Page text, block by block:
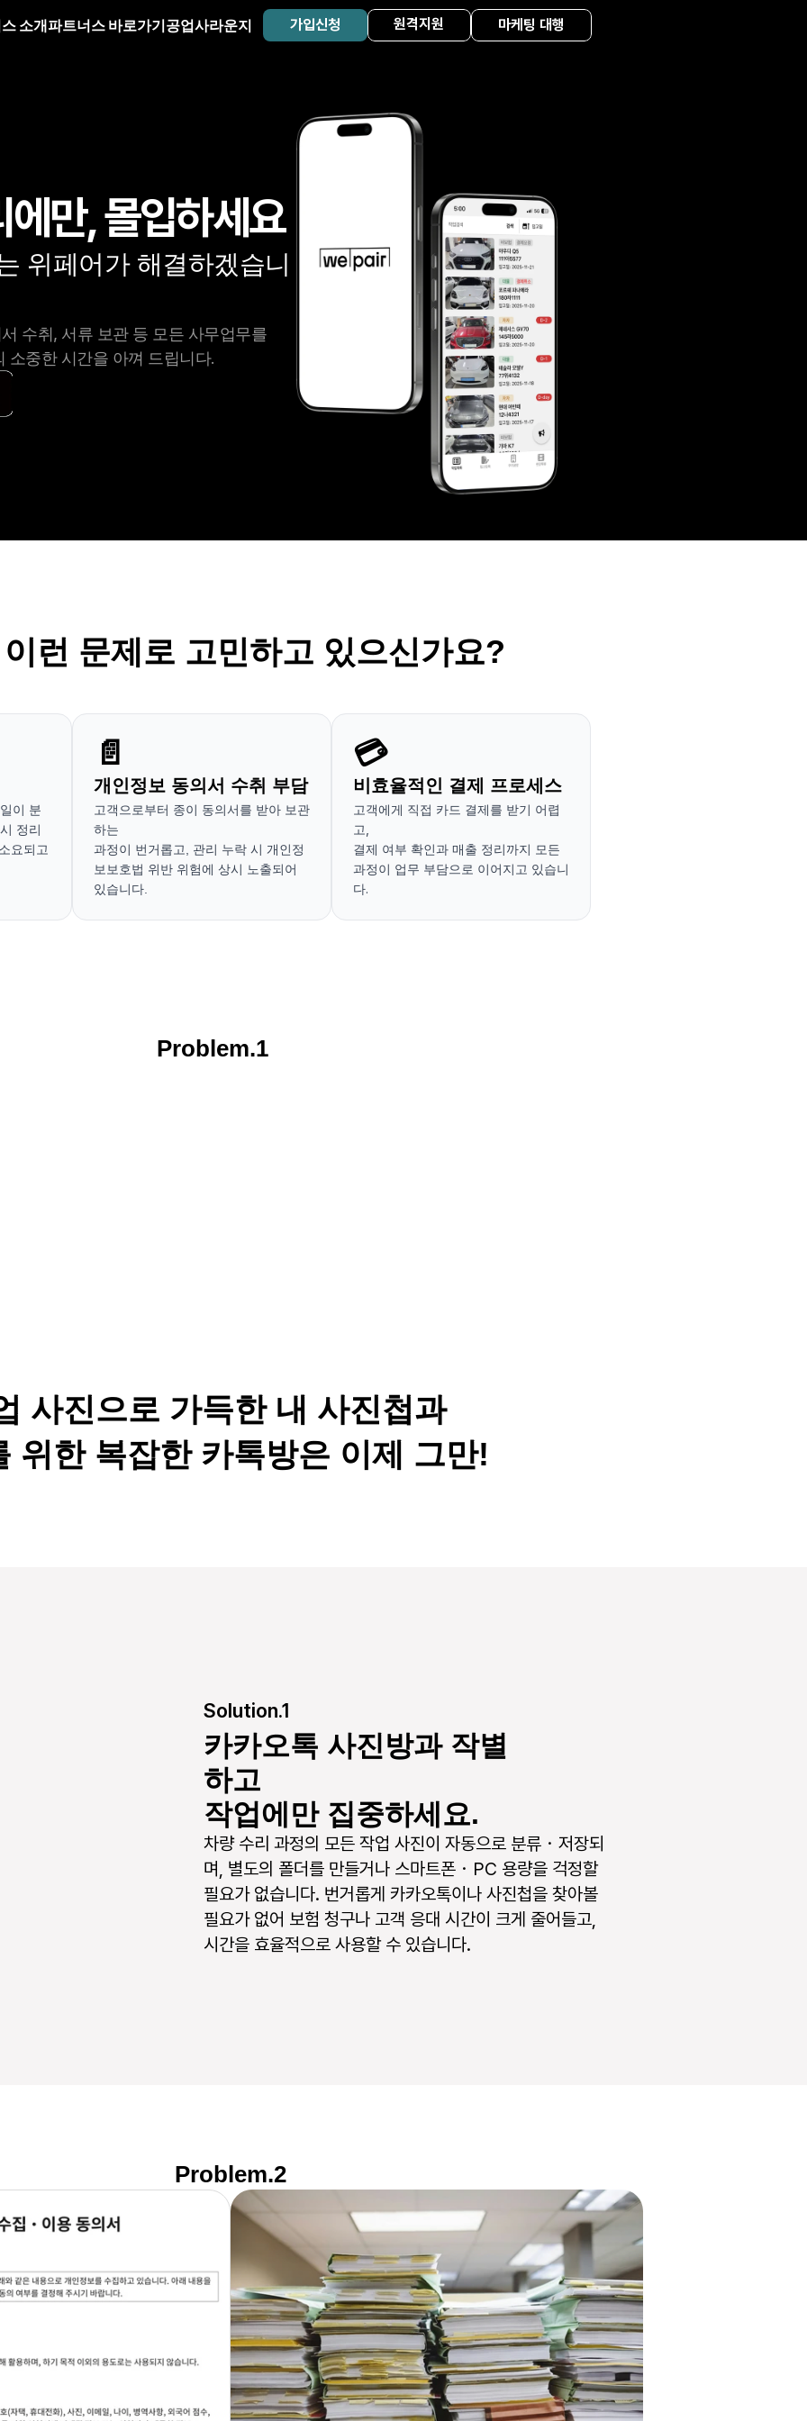
소개파트너스 바로가기공업사라운지 가입신청 원격지원 마케팅 대행
에만, 몰입하세요
위페어가 해결하겠습니
수취, 서류 보관 등 모든 사무업무를
소중한 시간을 아껴 드립니다.
런 문제로 고민하고 있으신가요?
이 분
정리
요되고
📄
개인정보 동의서 수취 부담
고객으로부터 종이 동의서를 받아 보관
하는
과정이 번거롭고, 관리 누락 시 개인정
보보호법 위반 위험에 상시 노출되어
있습니다.
💳
비효율적인 결제 프로세스
고객에게 직접 카드 결제를 받기 어렵
고,
결제 여부 확인과 매출 정리까지 모든
과정이 업무 부담으로 이어지고 있습니
다.
Problem.1
사진으로 가득한 내 사진첩과
위한 복잡한 카톡방은 이제 그만!
Solution.1
카카오톡 사진방과 작별
하고
작업에만 집중하세요.
차량 수리 과정의 모든 작업 사진이 자동으로 분류・저장되
며, 별도의 폴더를 만들거나 스마트폰・PC 용량을 걱정할
필요가 없습니다. 번거롭게 카카오톡이나 사진첩을 찾아볼
필요가 없어 보험 청구나 고객 응대 시간이 크게 줄어들고,
시간을 효율적으로 사용할 수 있습니다.
Problem.2